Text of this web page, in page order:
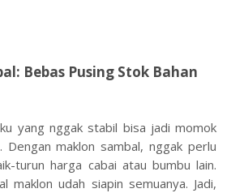
Bebas Pusing Stok Bahan
yang nggak stabil bisa jadi momok
Dengan maklon sambal, nggak perlu
turun harga cabai atau bumbu lain.
maklon udah siapin semuanya. Jadi,